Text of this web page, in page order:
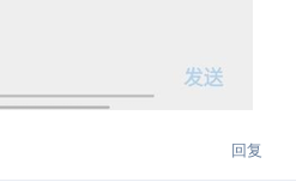
回复